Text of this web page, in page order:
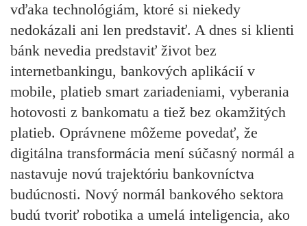
vďaka technológiám, ktoré si niekedy
nedokázali ani len predstaviť. A dnes si klienti
bánk nevedia predstaviť život bez
internetbankingu, bankových aplikácií v
mobile, platieb smart zariadeniami, vyberania
hotovosti z bankomatu a tiež bez okamžitých
platieb. Oprávnene môžeme povedať, že
digitálna transformácia mení súčasný normál a
nastavuje novú trajektóriu bankovníctva
budúcnosti. Nový normál bankového sektora
budú tvoriť robotika a umelá inteligencia, ako